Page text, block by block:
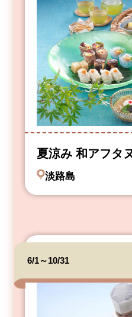
夏涼み 和アフタ
淡路島
6/1～10/31